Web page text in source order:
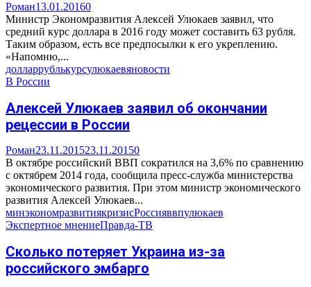
Роман13.01.20160
Министр Экономразвития Алексей Улюкаев заявил, что
средний курс доллара в 2016 году может составить 63 рубля.
Таким образом, есть все предпосылки к его укреплению.
«Напомню,...
долларрублькурсулюкаевяновости
В России
Алексей Улюкаев заявил об окончании
рецессии в России
Роман23.11.201523.11.20150
В октябре российский ВВП сократился на 3,6% по сравнению
с октябрем 2014 года, сообщила пресс-служба министерства
экономического развития. При этом министр экономического
развития Алексей Улюкаев...
минэкономразвитиякризисРоссияввпулюкаев
Экспертное мнениеПравда-ТВ
Сколько потеряет Украина из-за
российского эмбарго